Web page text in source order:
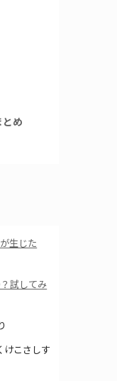
め
生じた
試してみ
けこさしす